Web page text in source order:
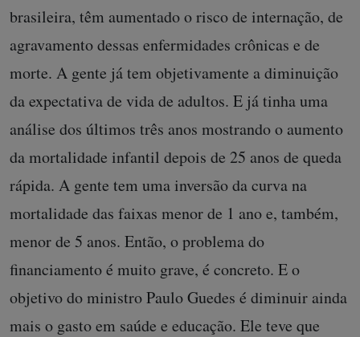
brasileira, têm aumentado o risco de internação, de
agravamento dessas enfermidades crônicas e de
morte. A gente já tem objetivamente a diminuição
da expectativa de vida de adultos. E já tinha uma
análise dos últimos três anos mostrando o aumento
da mortalidade infantil depois de 25 anos de queda
rápida. A gente tem uma inversão da curva na
mortalidade das faixas menor de 1 ano e, também,
menor de 5 anos. Então, o problema do
financiamento é muito grave, é concreto. E o
objetivo do ministro Paulo Guedes é diminuir ainda
mais o gasto em saúde e educação. Ele teve que